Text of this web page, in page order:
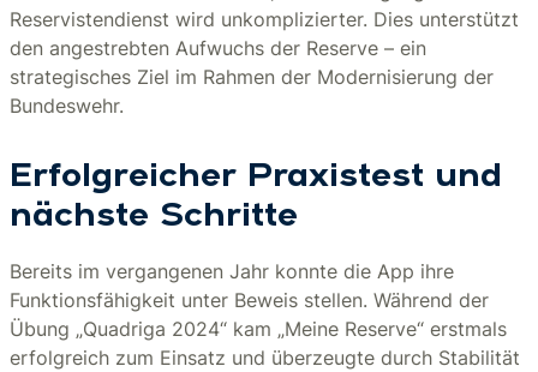
Reservistendienst wird unkomplizierter. Dies unterstützt
den angestrebten Aufwuchs der Reserve – ein
strategisches Ziel im Rahmen der Modernisierung der
Bundeswehr.
Erfolgreicher Praxistest und
nächste Schritte
Bereits im vergangenen Jahr konnte die App ihre
Funktionsfähigkeit unter Beweis stellen. Während der
Übung „Quadriga 2024“ kam „Meine Reserve“ erstmals
erfolgreich zum Einsatz und überzeugte durch Stabilität